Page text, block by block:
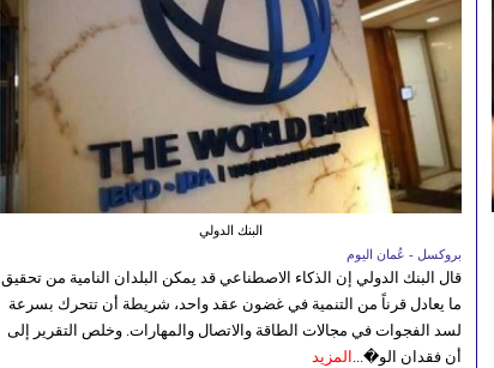
البنك الدولي
بروكسل - عُمان اليوم
قال البنك الدولي إن الذكاء الاصطناعي قد يمكن البلدان النامية من تحقيق
ما يعادل قرناً من التنمية في غضون عقد واحد، شريطة أن تتحرك بسرعة
لسد الفجوات في مجالات الطاقة والاتصال والمهارات. وخلص التقرير إلى
أن فقدان الو�... المزيد